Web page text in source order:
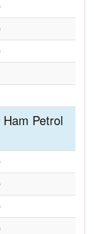
Ham Petrol